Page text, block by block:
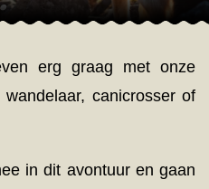
erg graag met onze
canicrosser of
in dit avontuur en gaan